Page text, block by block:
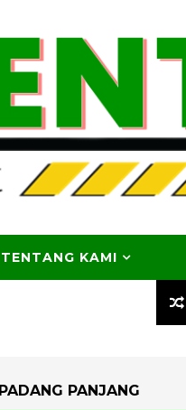
TENTANG KAMI
PANJANG